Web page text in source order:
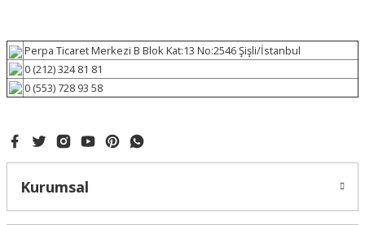
Perpa Ticaret Merkezi B Blok Kat:13 No:2546 Şişli/İstanbul
0 (212) 324 81 81
0 (553) 728 93 58
Kurumsal